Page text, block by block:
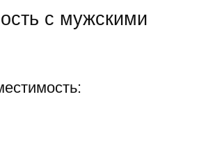
с мужскими